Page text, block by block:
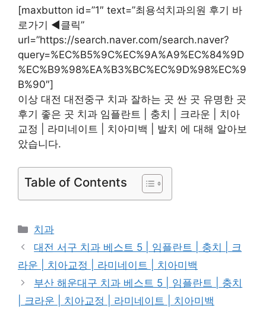
[maxbutton id=”1″ text=”최용석치과의원 후기 바
로가기 ◀︎클릭”
url=”https://search.naver.com/search.naver?
query=%EC%B5%9C%EC%9A%A9%EC%84%9D
%EC%B9%98%EA%B3%BC%EC%9D%98%EC%9
B%90″]
이상 대전 대전중구 치과 잘하는 곳 싼 곳 유명한 곳
후기 좋은 곳 치과 임플란트 | 충치 | 크라운 | 치아
교정 | 라미네이트 | 치아미백 | 발치 에 대해 알아보
았습니다.
Table of Contents
카
테
고
리
치과
대전 서구 치과 베스트 5 | 임플란트 | 충치 | 크
라운 | 치아교정 | 라미네이트 | 치아미백
부산 해운대구 치과 베스트 5 | 임플란트 | 충치
| 크라운 | 치아교정 | 라미네이트 | 치아미백